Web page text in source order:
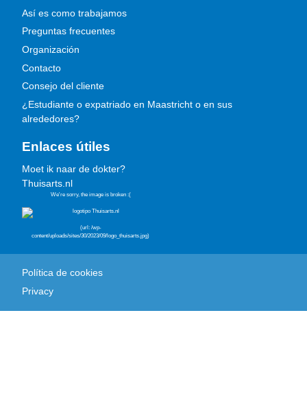
Así es como trabajamos
Preguntas frecuentes
Organización
Contacto
Consejo del cliente
¿Estudiante o expatriado en Maastricht o en sus
alrededores?
Enlaces útiles
Moet ik naar de dokter?
Thuisarts.nl
Política de cookies
Privacy